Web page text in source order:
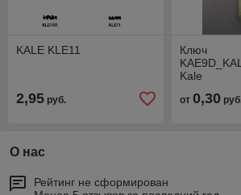
KALE KLE11
2,95 руб.
Ключ
Kale
от 0,30
О нас
Рейтинг не сформирован